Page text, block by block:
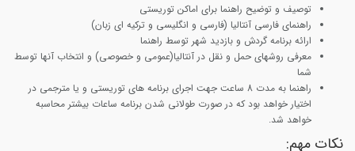
توصیف و توضیح راهنما برای اماکن توریستی
راهنمای فارسی آنتالیا (فارسی و انگلیسی و ترکیه ای زبان)
ارائه برنامه گردش و بازدید شهر توسط راهنما
معرفی روشهای حمل و نقل در آنتالیا(عمومی و خصوصی) و انتخاب آنها توسط
شما
راهنما به مدت 8 ساعت جهت اجرای برنامه های توریستی و یا مترجمی در
اختیار خواهد بود که در صورت طولانی شدن برنامه ساعات بیشتر محاسبه
خواهد شد.
نکات مهم: